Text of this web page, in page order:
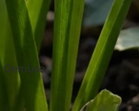
Dahli
e